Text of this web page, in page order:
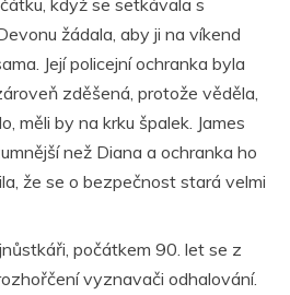
žádala, aby ji na víkend
Její policejní ochranka byla
zděšená, protože věděla,
měli by na krku špalek. James
než Diana a ochranka ho
že se o bezpečnost stará velmi
počátkem 90. let se z
vyznavači odhalování.